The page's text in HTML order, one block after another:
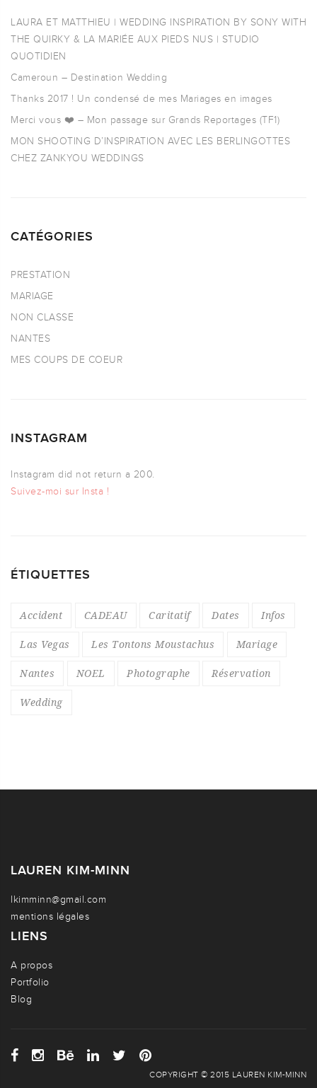
LAURA ET MATTHIEU | WEDDING INSPIRATION BY SONY WITH
THE QUIRKY & LA MARIÉE AUX PIEDS NUS | STUDIO
QUOTIDIEN
Cameroun – Destination Wedding
Thanks 2017 ! Un condensé de mes Mariages en images
Merci vous ❤️ – Mon passage sur Grands Reportages (TF1)
MON SHOOTING D’INSPIRATION AVEC LES BERLINGOTTES
CHEZ ZANKYOU WEDDINGS
CATÉGORIES
PRESTATION
MARIAGE
NON CLASSE
NANTES
MES COUPS DE COEUR
INSTAGRAM
Instagram did not return a 200.
Suivez-moi sur Insta !
ÉTIQUETTES
Accident CADEAU Caritatif Dates Infos
Las Vegas Les Tontons Moustachus Mariage
Nantes NOEL Photographe Réservation
Wedding
LAUREN KIM-MINN
lkimminn@gmail.com
mentions légales
LIENS
A propos
Portfolio
Blog
COPYRIGHT © 2015 LAUREN KIM-MINN